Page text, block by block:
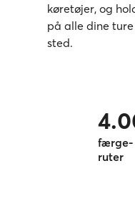
køretøjer, og
på alle dine
sted.
færge-
ruter